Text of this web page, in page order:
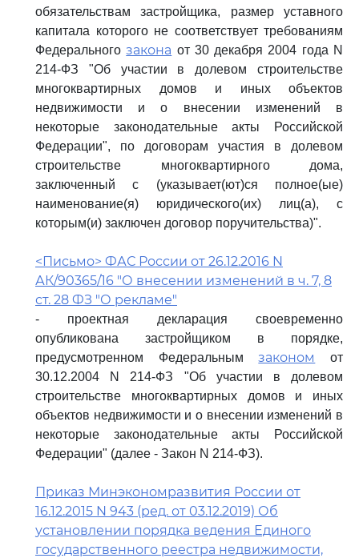
обязательствам застройщика, размер уставного
капитала которого не соответствует требованиям
Федеральногозакона от 30 декабря 2004 года N
214-ФЗ "Об участии в долевом строительстве
многоквартирных домов и иных объектов
недвижимости и о внесении изменений в
некоторые законодательные акты Российской
Федерации", по договорам участия в долевом
строительстве многоквартирного дома,
заключенный с (указывает(ют)ся полное(ые)
наименование(я) юридического(их) лиц(а), с
которым(и) заключен договор поручительства)".
<Письмо> ФАС России от 26.12.2016 N
АК/90365/16 "О внесении изменений в ч. 7, 8
ст. 28 ФЗ "О рекламе"
- проектная декларация своевременно
опубликована застройщиком в порядке,
предусмотренном Федеральнымзаконом
от
30.12.2004 N 214-ФЗ "Об участии в долевом
строительстве многоквартирных домов и иных
объектов недвижимости и о внесении изменений в
некоторые законодательные акты Российской
Федерации" (далее - Закон N 214-ФЗ).
Приказ Минэкономразвития России от
16.12.2015 N 943 (ред. от 03.12.2019) Об
установлении порядка ведения Единого
государственного реестра недвижимости,